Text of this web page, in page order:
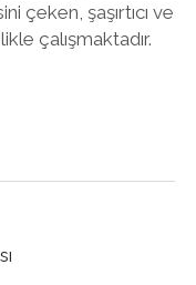
çeken, şaşırtıcı ve
çalışmaktadır.